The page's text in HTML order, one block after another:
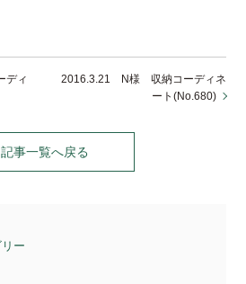
ィ
2016.3.21 N様 収納コーディネ
ート(No.680)
記事一覧へ戻る
ー